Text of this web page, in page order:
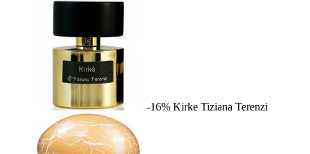
-16% Kirke Tiziana Terenzi